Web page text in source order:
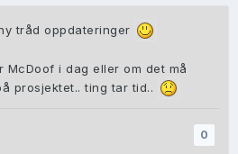
tråd oppdateringer
McDoof i dag eller om det må
prosjektet.. ting tar tid..
0